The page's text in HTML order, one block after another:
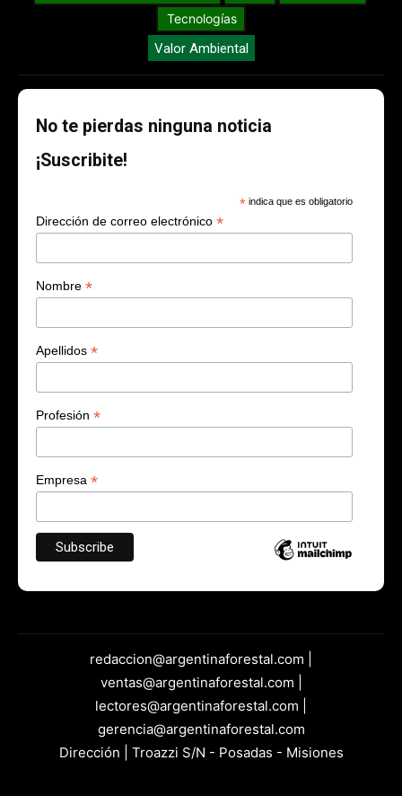
Tecnologías
Valor Ambiental
No te pierdas ninguna noticia
¡Suscribite!
* indica que es obligatorio
Dirección de correo electrónico *
Nombre *
Apellidos *
Profesión *
Empresa *
redaccion@argentinaforestal.com |
ventas@argentinaforestal.com |
lectores@argentinaforestal.com |
gerencia@argentinaforestal.com
Dirección | Troazzi S/N - Posadas - Misiones